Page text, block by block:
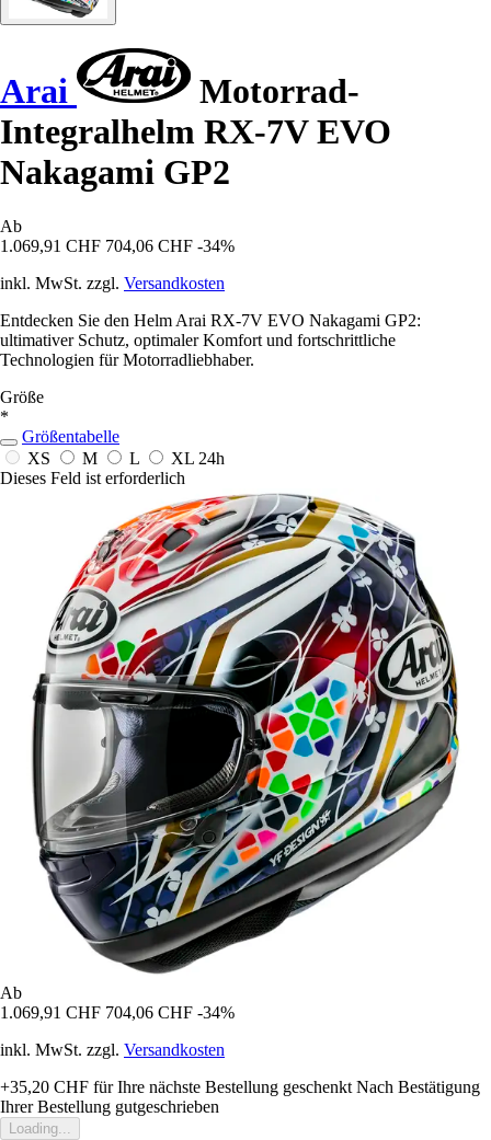
Arai
Motorrad-
Integralhelm RX-7V EVO
Nakagami GP2
Ab
1.069,91 CHF 704,06 CHF -34%
inkl. MwSt. zzgl. Versandkosten
Entdecken Sie den Helm Arai RX-7V EVO Nakagami GP2:
ultimativer Schutz, optimaler Komfort und fortschrittliche
Technologien für Motorradliebhaber.
Größe
*
Größentabelle
XS
M L XL 24h
Dieses Feld ist erforderlich
Ab
1.069,91 CHF 704,06 CHF -34%
inkl. MwSt. zzgl. Versandkosten
+35,20 CHF für Ihre nächste Bestellung geschenkt Nach Bestätigung
Ihrer Bestellung gutgeschrieben
Loading...